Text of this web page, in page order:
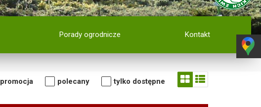
Porady ogrodnicze Kontakt
promocja polecany tylko dostępne